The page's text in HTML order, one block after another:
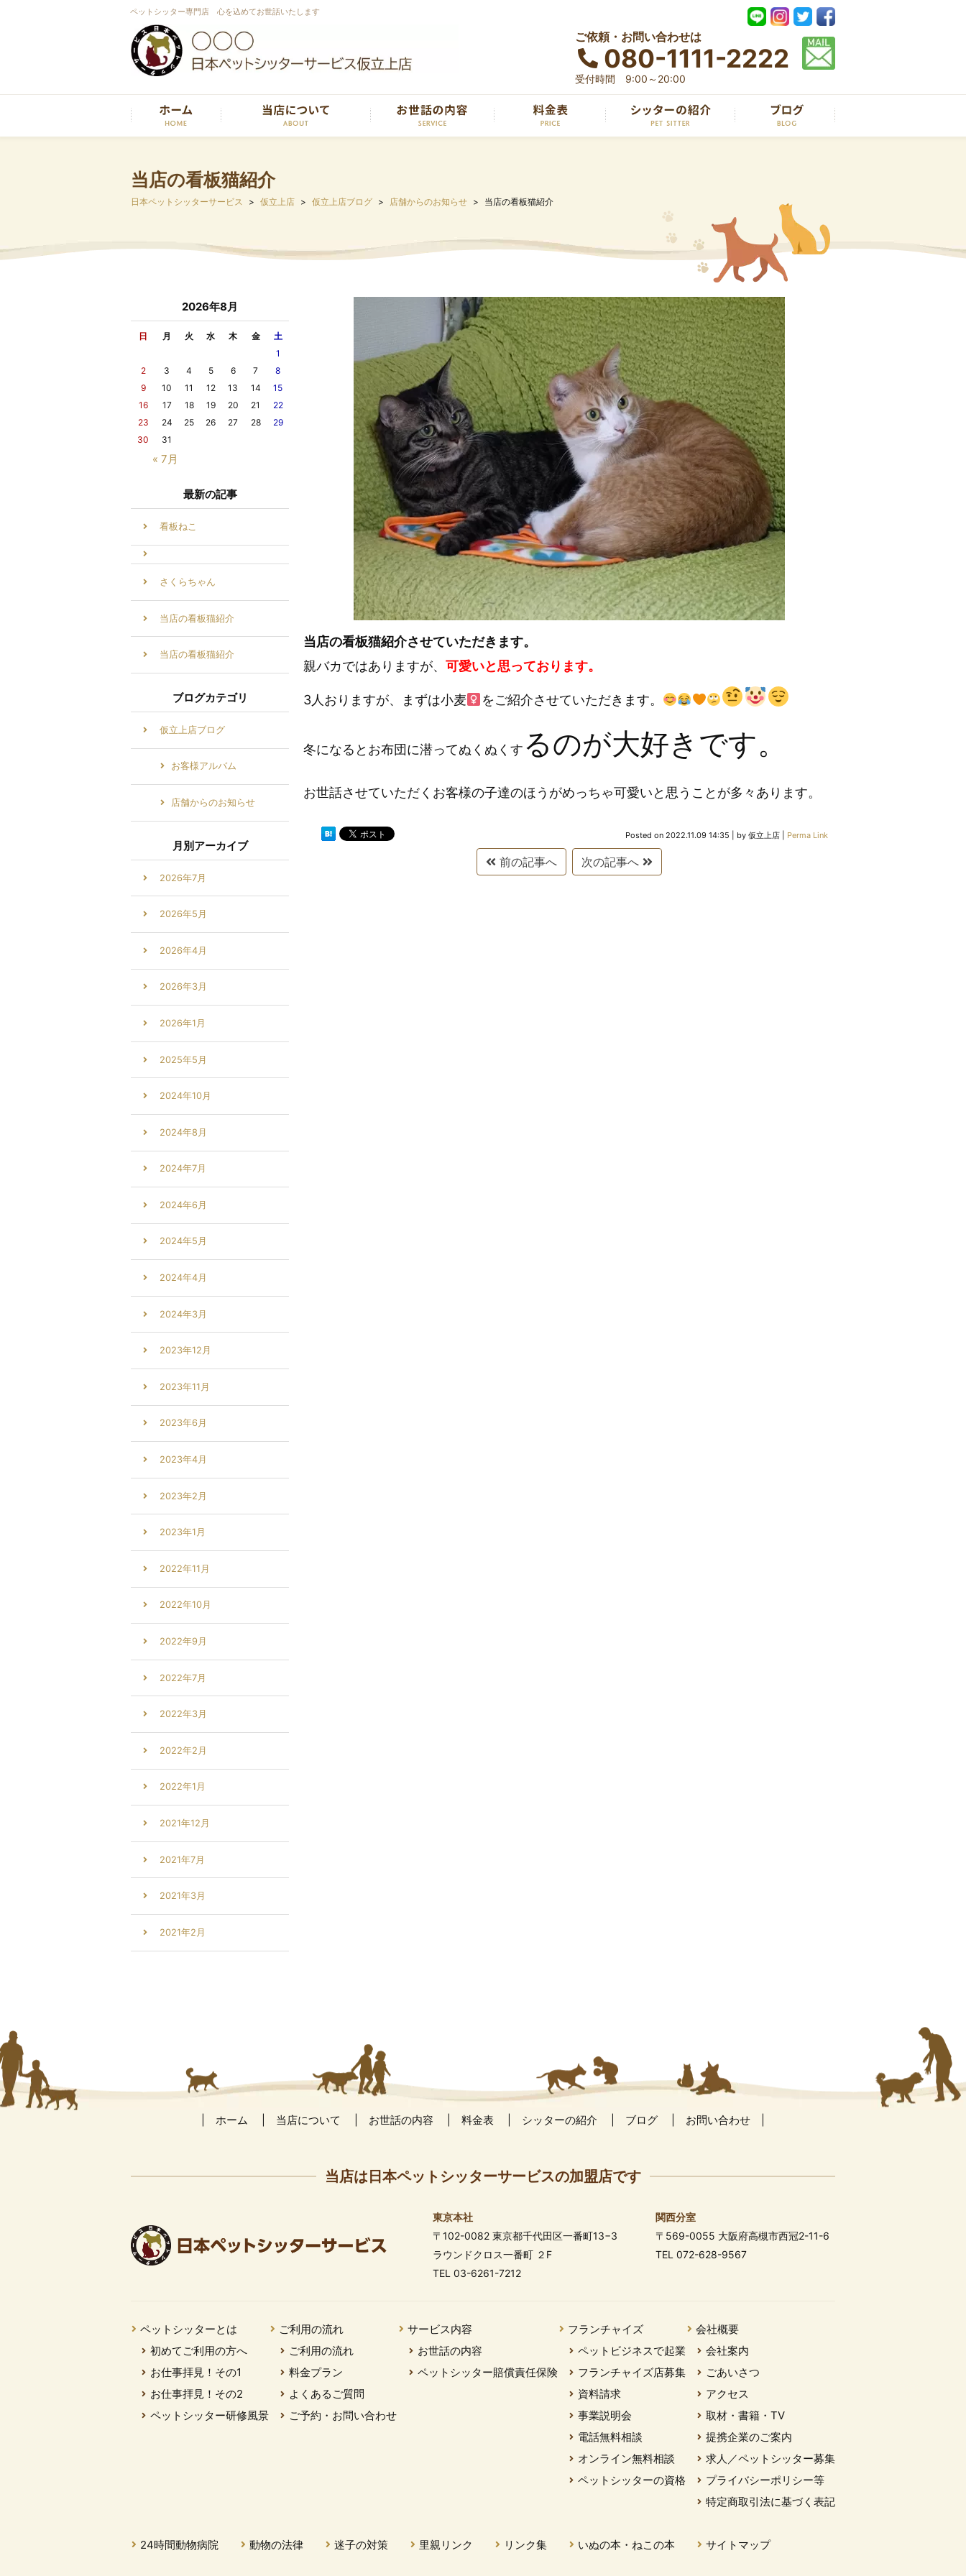
ペットシッター専門店 心を込めてお世話いたします
ご依頼・お問い合わせは
080-1111-2222
受付時間 9:00～20:00
当店の看板猫紹介
日本ペットシッターサービス 仮立上店 仮立上店ブログ 店舗からのお知らせ 当店の看板猫紹介
当店の看板猫紹介させていただきます。
親バカではありますが、 可愛いと思っております。
3人おりますが、まずは小麦 をご紹介させていただきます。
冬になるとお布団に潜ってぬくぬくす るのが大好きです。
お世話させていただくお客様の子達のほうがめっちゃ可愛いと思うことが多々あります。
Posted on 2022.11.09 14:35 by 仮立上店 Perma Link
前の記事へ 次の記事へ
2026年8月
日 月 火 水 木 金 土
« 7月
1
2
3 4 5 6 7
8
9
10 11 12 13 14
15
16
17 18 19 20 21
22
23
24 25 26 27 28
29
30
31
最新の記事
看板ねこ
さくらちゃん
当店の看板猫紹介
当店の看板猫紹介
ブログカテゴリ
仮立上店ブログ
お客様アルバム
店舗からのお知らせ
月別アーカイブ
2026年7月
2026年5月
2026年4月
2026年3月
2026年1月
2025年5月
2024年10月
2024年8月
2024年7月
2024年6月
2024年5月
2024年4月
2024年3月
2023年12月
2023年11月
2023年6月
2023年4月
2023年2月
2023年1月
2022年11月
2022年10月
2022年9月
2022年7月
2022年3月
2022年2月
2022年1月
2021年12月
2021年7月
2021年3月
2021年2月
ホーム 当店について お世話の内容 料金表 シッターの紹介 ブログ お問い合わせ
当店は日本ペットシッターサービスの加盟店です
東京本社
〒102-0082 東京都千代田区一番町13−3
ラウンドクロス一番町 ２F
TEL 03-6261-7212
関西分室
〒569-0055 大阪府高槻市西冠2-11-6
TEL 072-628-9567
ペットシッターとは
初めてご利用の方へ
お仕事拝見！その1
お仕事拝見！その2
ペットシッター研修風景
ご利用の流れ
ご利用の流れ
料金プラン
よくあるご質問
ご予約・お問い合わせ
サービス内容
お世話の内容
ペットシッター賠償責任保険
フランチャイズ
ペットビジネスで起業
フランチャイズ店募集
資料請求
事業説明会
電話無料相談
オンライン無料相談
ペットシッターの資格
会社概要
会社案内
ごあいさつ
アクセス
取材・書籍・TV
提携企業のご案内
求人／ペットシッター募集
プライバシーポリシー等
特定商取引法に基づく表記
24時間動物病院 動物の法律 迷子の対策 里親リンク リンク集 いぬの本・ねこの本 サイトマップ